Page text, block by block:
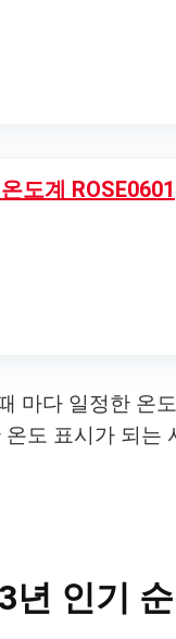
도계 ROSE0601
마다 일정한 온
도 표시가 되는
년 인기